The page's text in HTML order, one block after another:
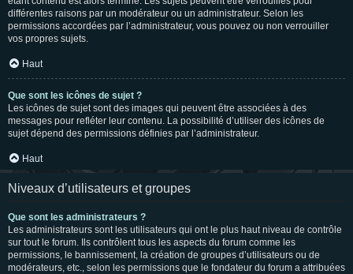
différentes raisons par un modérateur ou un administrateur. Selon les
permissions accordées par l’administrateur, vous pouvez ou non verrouiller
vos propres sujets.
Haut
Que sont les icônes de sujet ?
Les icônes de sujet sont des images qui peuvent être associées à des
messages pour refléter leur contenu. La possibilité d’utiliser des icônes de
sujet dépend des permissions définies par l’administrateur.
Haut
Niveaux d’utilisateurs et groupes
Que sont les administrateurs ?
Les administrateurs sont les utilisateurs qui ont le plus haut niveau de contrôle
sur tout le forum. Ils contrôlent tous les aspects du forum comme les
permissions, le bannissement, la création de groupes d’utilisateurs ou de
modérateurs, etc., selon les permissions que le fondateur du forum a attribuées